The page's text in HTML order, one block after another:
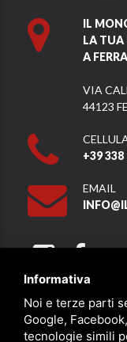
IL
LA TUA
A
VIA
44123
+39 338
EMAIL
Informativa
Noi e terze parti
Google,
tecnologie simili